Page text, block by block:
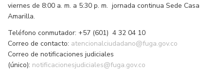
viernes de 8:00 a. m. a 5:30 p. m. jornada continua Sede Casa
Amarilla.
Teléfono conmutador: +57 (601) 4 32 04 10
Correo de contacto: atencionalciudadano@fuga.gov.co
Correo de notificaciones judiciales
(único): notificacionesjudiciales@fuga.gov.co